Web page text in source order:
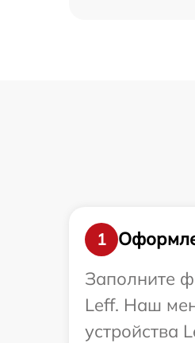
1
Заполните
Leff. Наш
устройства